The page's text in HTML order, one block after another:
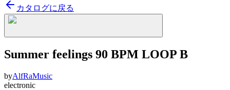
カタログに戻る
Summer feelings 90 BPM LOOP B
byAlfRaMusic
electronic